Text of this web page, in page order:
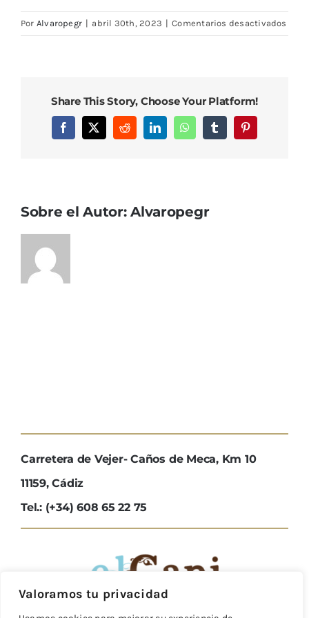
Valoramos tu privacidad
Por Alvaropegr | abril 30th, 2023 | Comentarios desactivados
Share This Story, Choose Your Platform!
Facebook
X RedditLinkedInWhatsAppTumblrPinterest
Sobre el Autor:Alvaropegr
Carretera de Vejer- Caños de Meca, Km 10
11159, Cádiz
Tel.: (+34) 608 65 22 75